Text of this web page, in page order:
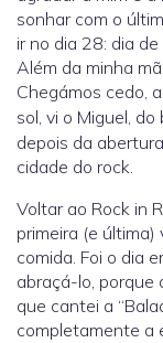
sonhar com o
ir no dia 28: dia
Além da minha
Chegámos cedo,
sol, vi o Miguel, do
depois da
cidade do rock.
Voltar ao Rock in
primeira (e
comida. Foi o dia
abraçá-lo, porque
que cantei a
completamente a